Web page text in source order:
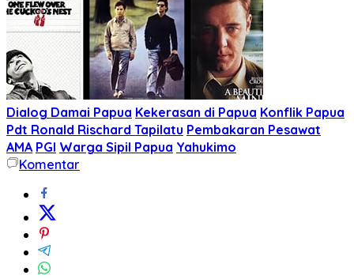
Dialog Damai Papua Kekerasan di Papua Konflik Papua
Pdt Ronald Rischard Tapilatu Pembakaran Pesawat
AMA PGI Warga Sipil Papua Yahukimo
Komentar